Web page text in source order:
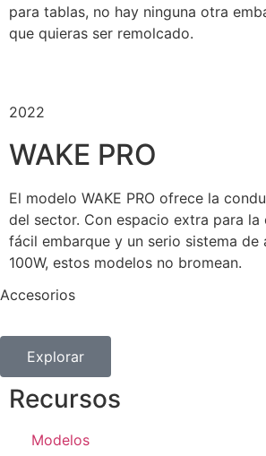
para tablas, no hay ninguna otra
que quieras ser remolcado.
2022
WAKE PRO
El modelo WAKE PRO ofrece la
del sector. Con espacio extra para la
fácil embarque y un serio sistema de
100W, estos modelos no bromean.
Accesorios
Explorar
Recursos
Modelos